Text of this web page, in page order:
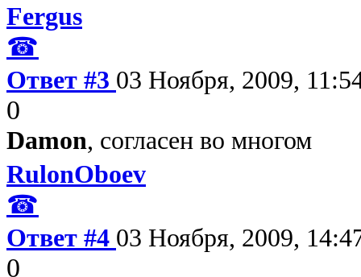
Fergus
☎
Ответ #3 03 Ноября, 2009,
0
Damon, согласен во многом
RulonOboev
☎
Ответ #4 03 Ноября, 2009,
0